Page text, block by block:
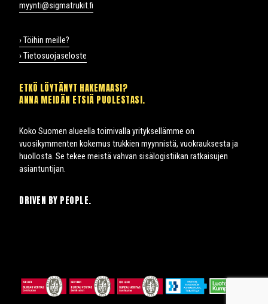
myynti@sigmatrukit.fi
› Töihin meille?
› Tietosuojaseloste
ETKÖ LÖYTÄNYT HAKEMAASI?
ANNA MEIDÄN ETSIÄ PUOLESTASI.
Koko Suomen alueella toimivalla yrityksellämme on
vuosikymmenten kokemus trukkien myynnistä, vuokrauksesta ja
huollosta. Se tekee meistä vahvan sisälogistiikan ratkaisujen
asiantuntijan.
DRIVEN BY PEOPLE.